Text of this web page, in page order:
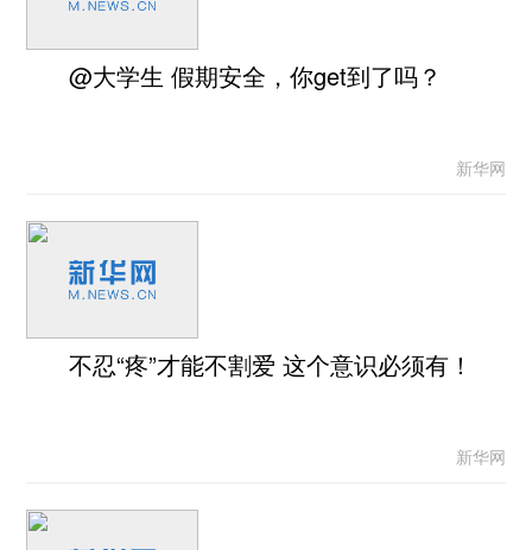
@大学生 假期安全，你get到了吗？
新华网
不忍“疼”才能不割爱 这个意识必须有！
新华网